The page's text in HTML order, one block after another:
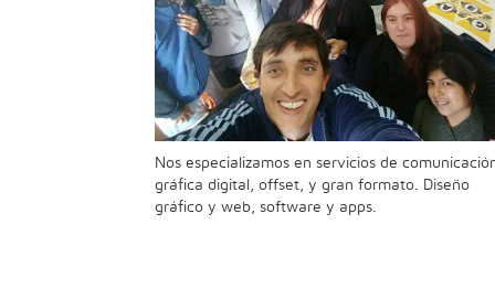
Nos especializamos en servicios de
gráfica digital, offset, y gran formato. Diseño
gráfico y web, software y apps.